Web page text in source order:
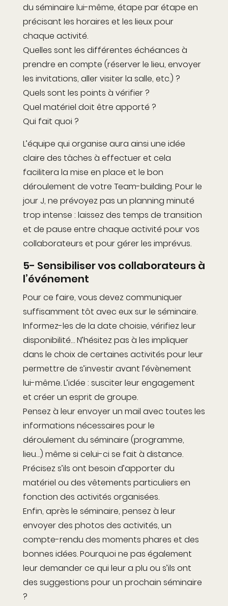
du séminaire lui-même, étape par étape en
précisant les horaires et les lieux pour
chaque activité.
Quelles sont les différentes échéances à
prendre en compte (réserver le lieu, envoyer
les invitations, aller visiter la salle, etc.) ?
Quels sont les points à vérifier ?
Quel matériel doit être apporté ?
Qui fait quoi ?
L’équipe qui organise aura ainsi une idée
claire des tâches à effectuer et cela
facilitera la mise en place et le bon
déroulement de votre Team-building. Pour le
jour J, ne prévoyez pas un planning minuté
trop intense : laissez des temps de transition
et de pause entre chaque activité pour vos
collaborateurs et pour gérer les imprévus.
5- Sensibiliser vos collaborateurs à
l’événement
Pour ce faire, vous devez communiquer
suffisamment tôt avec eux sur le séminaire.
Informez-les de la date choisie, vérifiez leur
disponibilité… N’hésitez pas à les impliquer
dans le choix de certaines activités pour leur
permettre de s’investir avant l’évènement
lui-même. L’idée : susciter leur engagement
et créer un esprit de groupe.
Pensez à leur envoyer un mail avec toutes les
informations nécessaires pour le
déroulement du séminaire (programme,
lieu…) même si celui-ci se fait à distance.
Précisez s’ils ont besoin d’apporter du
matériel ou des vêtements particuliers en
fonction des activités organisées.
Enfin, après le séminaire, pensez à leur
envoyer des photos des activités, un
compte-rendu des moments phares et des
bonnes idées. Pourquoi ne pas également
leur demander ce qui leur a plu ou s’ils ont
des suggestions pour un prochain séminaire
?